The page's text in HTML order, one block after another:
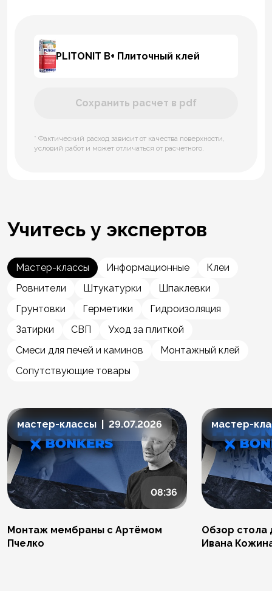
PLITONIT В+ Плиточный клей
Сохранить расчет в pdf
* Фактический расход зависит от качества поверхности,
условий работ и может отличаться от расчетного.
Учитесь у экспертов
Мастер-классы Информационные
Клеи
Ровнители
Штукатурки
Шпаклевки
Грунтовки
Герметики
Гидроизоляция
Затирки
СВП
Уход за плиткой
Смеси для печей и каминов
Монтажный клей
Сопутствующие товары
мастер-классы | 29.07.2026
08:36
Монтаж мембраны с Артёмом
Пчелко
мастер-
Обзор стола
Ивана